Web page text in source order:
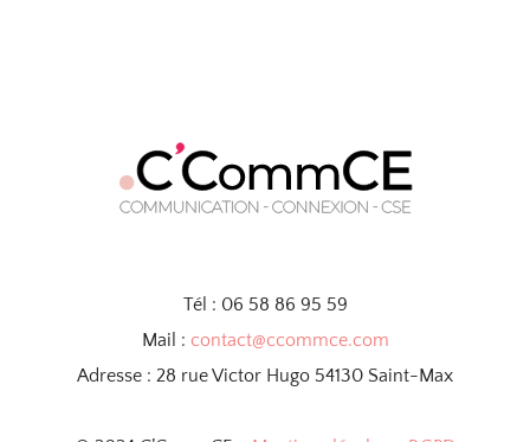
Tél : 06 58 86 95 59
Mail : contact@ccommce.com
Adresse : 28 rue Victor Hugo 54130 Saint-Max